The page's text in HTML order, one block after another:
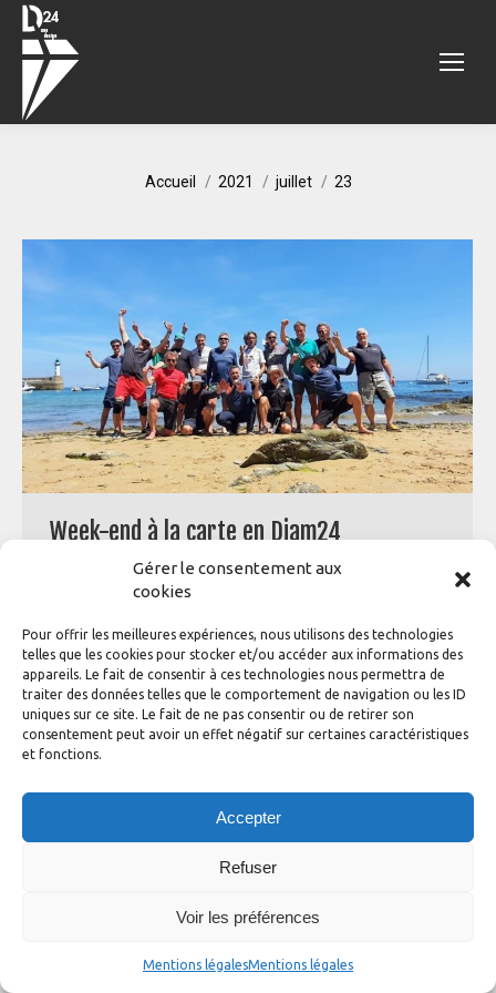
Gérer le consentement aux
cookies
Pour offrir les meilleures expériences, nous utilisons des technologies
telles que les cookies pour stocker et/ou accéder aux informations des
appareils. Le fait de consentir à ces technologies nous permettra de
traiter des données telles que le comportement de navigation ou les ID
uniques sur ce site. Le fait de ne pas consentir ou de retirer son
consentement peut avoir un effet négatif sur certaines caractéristiques
et fonctions.
Accepter
Refuser
Voir les préférences
Mentions légalesMentions légales
Accueil 2021 juillet 23
Week-end à la carte en Diam24
Paradhinotec 23 juillet 2021
Vous en rêvez ? Il n’y a qu’à demander ! « On est un
entre nous. Nous sommes allés en Croatie, en Suède…
Cette année nous avons rayonné autour de Houat,
Hoëdic, Belle ile : ce principe de virée nautique à la carte
est…
Diam 24 one design ©2020